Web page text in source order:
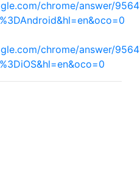
chrome/answer/
chrome/answer/